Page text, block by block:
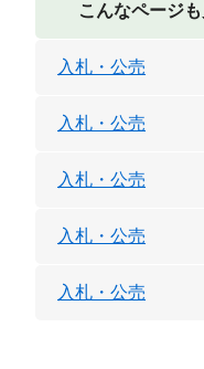
こんなページ
入札・公売
入札・公売
入札・公売
入札・公売
入札・公売